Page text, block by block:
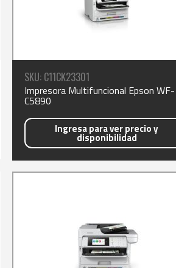
SKU: C11CK23301
Impresora Multifuncional Epson WF-
C5890
Ingresa para ver precio y
disponibilidad